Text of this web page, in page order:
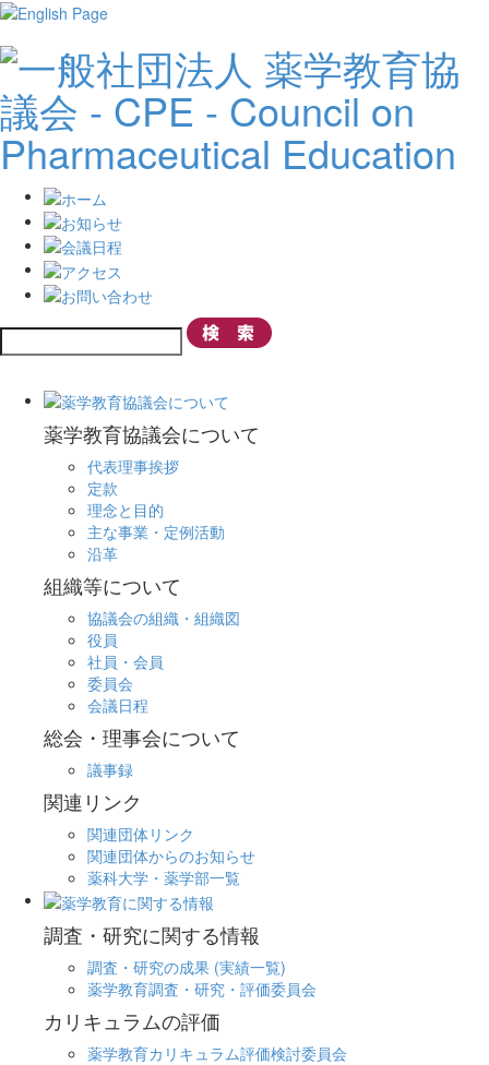
薬学教育協議会について
代表理事挨拶
定款
理念と目的
主な事業・定例活動
沿革
組織等について
協議会の組織・組織図
役員
社員・会員
委員会
会議日程
総会・理事会について
議事録
関連リンク
関連団体リンク
関連団体からのお知らせ
薬科大学・薬学部一覧
調査・研究に関する情報
調査・研究の成果 (実績一覧)
薬学教育調査・研究・評価委員会
カリキュラムの評価
薬学教育カリキュラム評価検討委員会